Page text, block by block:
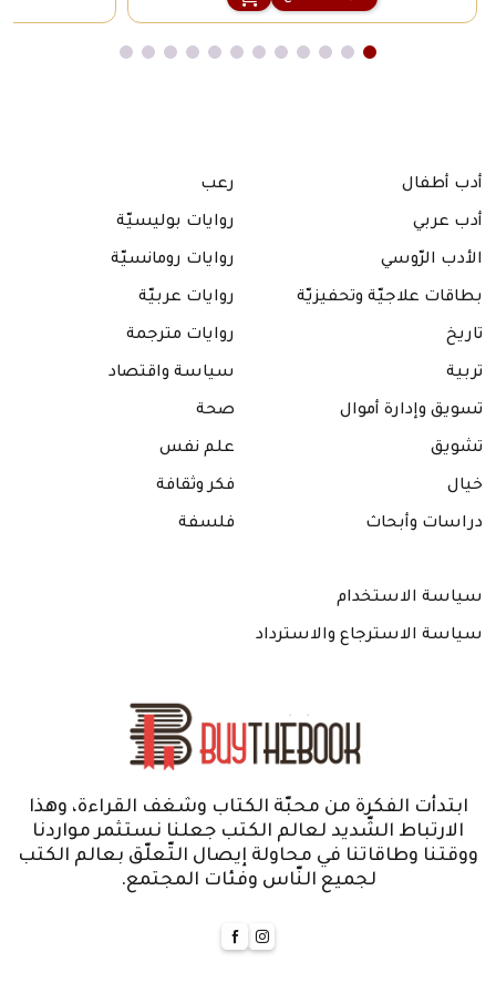
أدب أطفال
أدب عربي
الأدب الرّوسي
بطاقات علاجيّة وتحفيزيّة
تاريخ
تربية
تسويق وإدارة أموال
تشويق
خيال
دراسات وأبحاث
رعب
روايات بوليسيّة
روايات رومانسيّة
روايات عربيّة
روايات مترجمة
سياسة واقتصاد
صحة
علم نفس
فكر وثقافة
فلسفة
سياسة الاستخدام
سياسة الاسترجاع والاسترداد
ابتدأت الفكرة من محبّة الكتاب وشغف القراءة، وهذا
الارتباط الشّديد لعالم الكتب جعلنا نستثمر مواردنا
ووقتنا وطاقاتنا في محاولة إيصال التّعلّق بعالم الكتب
لجميع النّاس وفئات المجتمع.